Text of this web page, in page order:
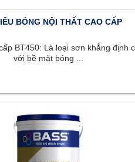
BÓNG NỘI THẤT CAO CẤP
BT450: Là loại sơn khẳng định
với bề mặt bóng ...